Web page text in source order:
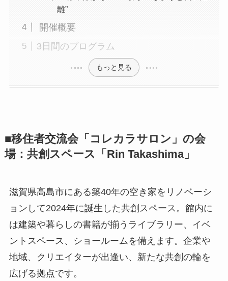
離”
開催概要
3日間のプログラム
もっと見る
■移住者交流会「コレカラサロン」の会
場：共創スペース「Rin Takashima」
滋賀県高島市にある築40年の空き家をリノベーシ
ョンして2024年に誕生した共創スペース。館内に
は建築や暮らしの書籍が揃うライブラリー、イベ
ントスペース、ショールームを備えます。企業や
地域、クリエイターが出逢い、新たな共創の輪を
広げる拠点です。